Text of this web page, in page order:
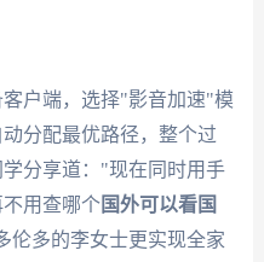
户端，选择"影音加速"模
分配最优路径，整个过
分享道："现在同时用手
用查哪个国外可以看国
伦多的李女士更实现全家